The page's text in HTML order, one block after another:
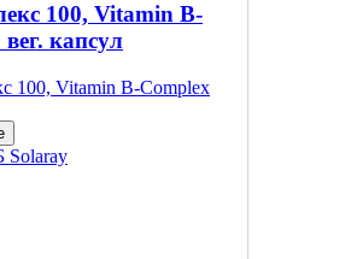
100, Vitamin B-
капсул
Solaray